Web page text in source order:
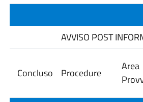
AVVISO POST
Concluso Procedure
Area